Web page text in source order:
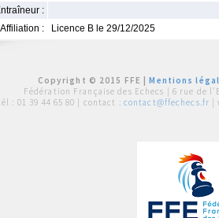
:
Affiliation :
Licence B le 29/12/2025
Copyright © 2015 FFE |Mentions
Fédération Française des Echecs | 6 rue de
: 01 39 44 65 80 | contact : contact@ffechecs.fr |